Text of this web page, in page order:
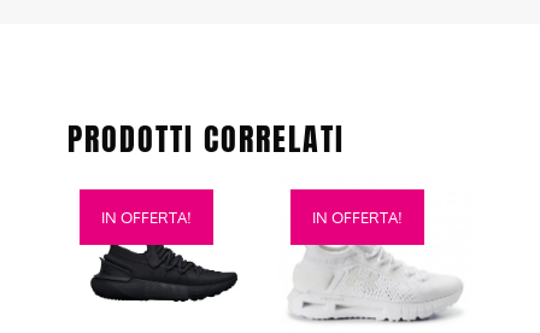
PRODOTTI CORRELATI
IN OFFERTA!
Questo
prodotto
più
IN OFFERTA!
Questo
prodotto
più
varianti.